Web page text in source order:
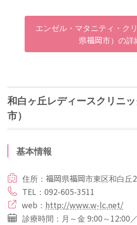
エンゼル・マタニティ・ク
県福岡市）の詳
和白ヶ丘レディースクリニ
市）
基本情報
住所：福岡県福岡市東区和白丘
TEL：092-605-3511
web： http://www.w-lc.net/
診療時間：月～金 9:00～12:00